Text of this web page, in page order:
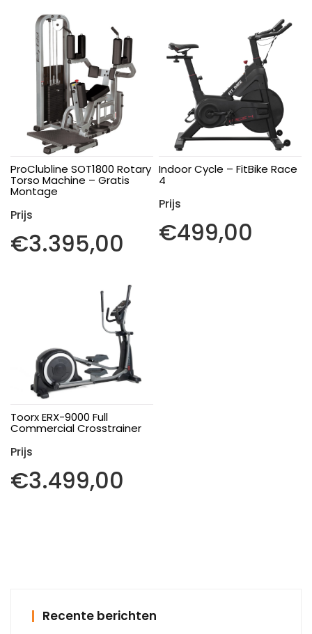
ProClubline SOT1800 Rotary
Torso Machine – Gratis
Montage
€3.395,00
Indoor Cycle – FitBike Race
4
€499,00
Toorx ERX-9000 Full
Commercial Crosstrainer
€3.499,00
Recente berichten